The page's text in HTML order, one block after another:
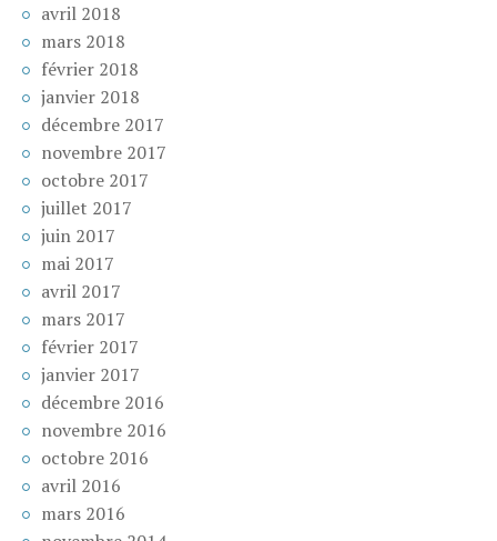
avril 2018
mars 2018
février 2018
janvier 2018
décembre 2017
novembre 2017
octobre 2017
juillet 2017
juin 2017
mai 2017
avril 2017
mars 2017
février 2017
janvier 2017
décembre 2016
novembre 2016
octobre 2016
avril 2016
mars 2016